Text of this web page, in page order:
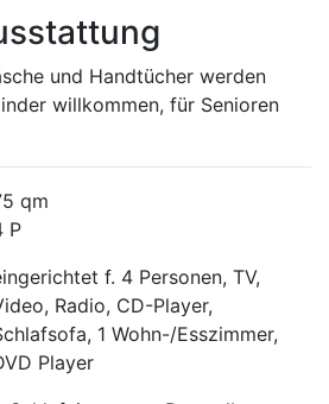
und Handtücher werden
willkommen, für Senioren
qm
P
f. 4 Personen, TV,
Radio, CD-Player,
1 Wohn-/Esszimmer,
Player